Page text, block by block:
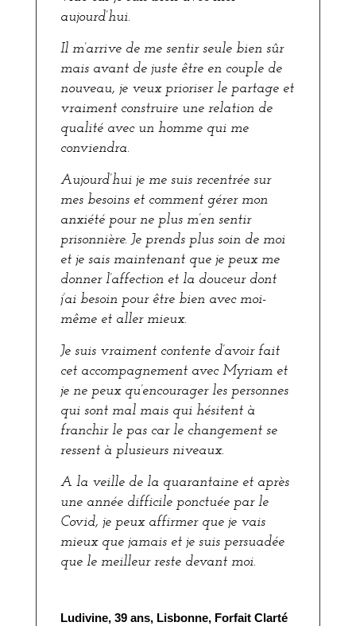
aujourd’hui.
Il m’arrive de me sentir seule bien sûr
mais avant de juste être en couple de
nouveau, je veux prioriser le partage et
vraiment construire une relation de
qualité avec un homme qui me
conviendra.
Aujourd’hui je me suis recentrée sur
mes besoins et comment gérer mon
anxiété pour ne plus m’en sentir
prisonnière. Je prends plus soin de moi
et je sais maintenant que je peux me
donner l’affection et la douceur dont
j’ai besoin pour être bien avec moi-
même et aller mieux.
Je suis vraiment contente d’avoir fait
cet accompagnement avec Myriam et
je ne peux qu’encourager les personnes
qui sont mal mais qui hésitent à
franchir le pas car le changement se
ressent à plusieurs niveaux.
A la veille de la quarantaine et après
une année difficile ponctuée par le
Covid, je peux affirmer que je vais
mieux que jamais et je suis persuadée
que le meilleur reste devant moi.
Ludivine, 39 ans, Lisbonne, Forfait Clarté